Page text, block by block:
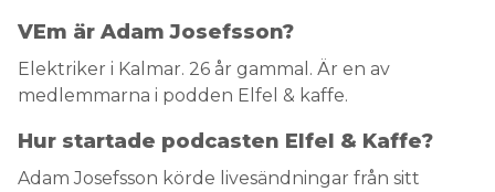
VEm är Adam Josefsson?
Elektriker i Kalmar. 26 år gammal. Är en av
medlemmarna i podden Elfel & kaffe.
Hur startade podcasten Elfel & Kaffe?
Adam Josefsson körde livesändningar från sitt